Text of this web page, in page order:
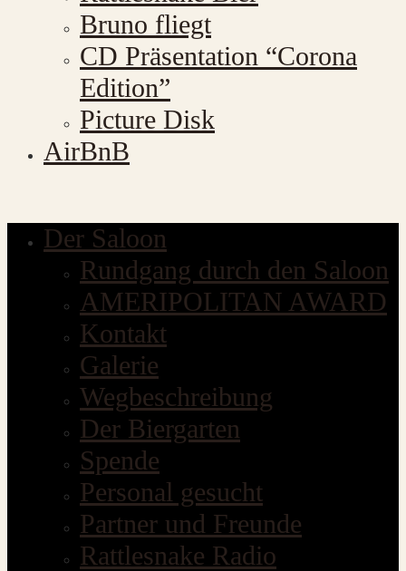
Bruno fliegt
CD Präsentation “Corona
Edition”
Picture Disk
AirBnB
Der Saloon
Rundgang durch den Saloon
AMERIPOLITAN AWARD
Kontakt
Galerie
Wegbeschreibung
Der Biergarten
Spende
Personal gesucht
Partner und Freunde
Rattlesnake Radio